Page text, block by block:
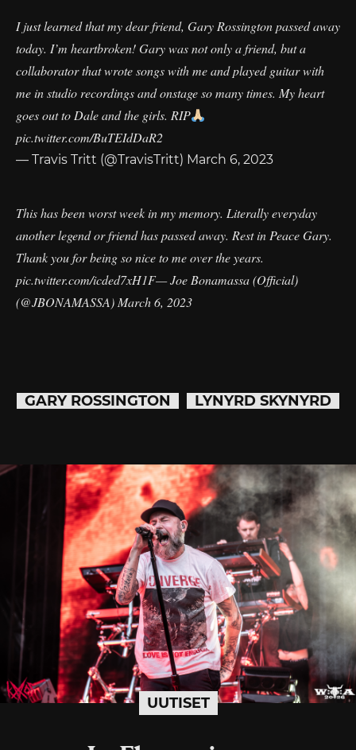
I just learned that my dear friend, Gary Rossington passed away
today. I’m heartbroken! Gary was not only a friend, but a
collaborator that wrote songs with me and played guitar with
me in studio recordings and onstage so many times. My heart
goes out to Dale and the girls. RIP
pic.twitter.com/BuTEIdDaR2
— Travis Tritt (@TravisTritt) March 6, 2023
This has been worst week in my memory. Literally everyday
another legend or friend has passed away. Rest in Peace Gary.
Thank you for being so nice to me over the years.
pic.twitter.com/icded7xH1F— Joe Bonamassa (Official)
(@JBONAMASSA)March 6, 2023
GARY ROSSINGTON LYNYRD SKYNYRD
UUTISET